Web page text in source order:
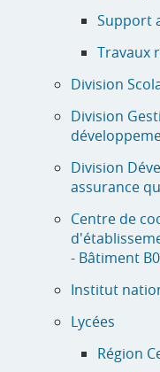
Support
Travaux
Division
Division
Division
assurance
Centre de
- Bâtiment
Institut
Lycées
Région